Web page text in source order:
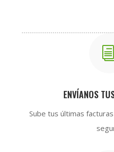
ENVÍANOS
Sube tus últimas